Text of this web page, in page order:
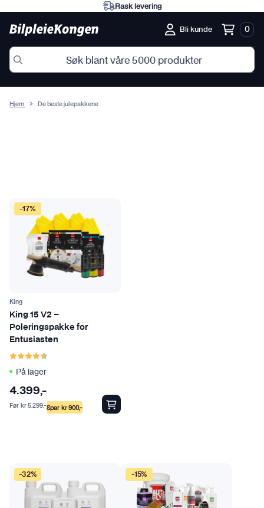
Rask levering
Bli kunde 0
Hjem De beste julepakkene
-17%
King
King 15 V2 –
Poleringspakke for
Entusiasten
Karakter:
På lager
4.399,-
Spar kr900,-
Før kr5.299,-
-32% -15%